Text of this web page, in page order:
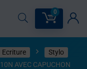
0
Ecriture
Stylo
AVEC CAPUCHON